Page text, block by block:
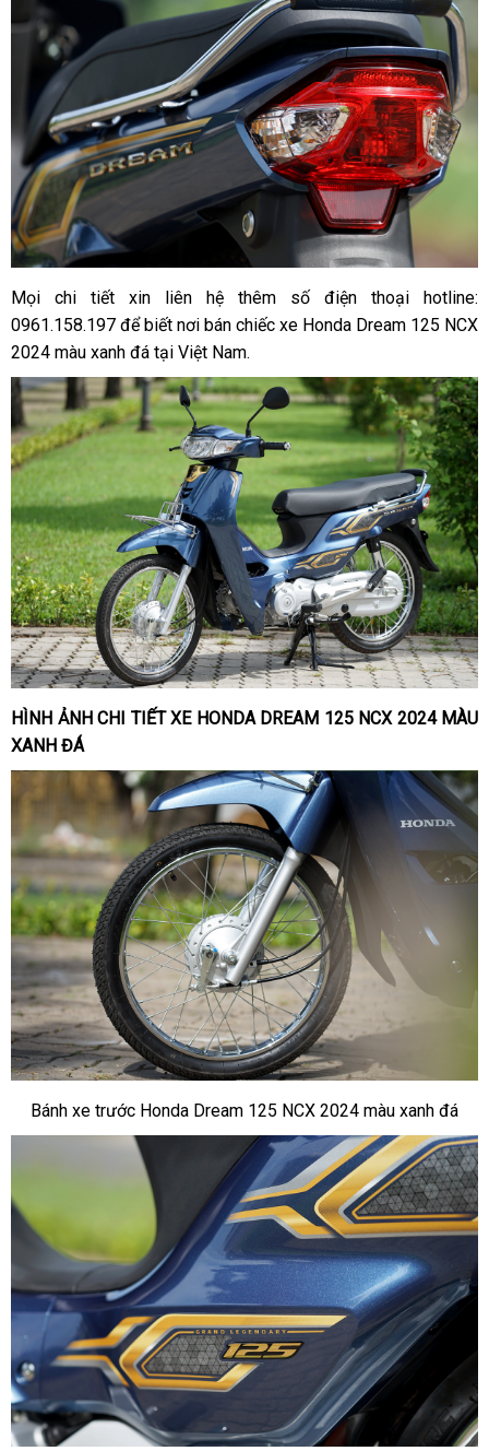
Mọi chi tiết xin liên hệ thêm số điện thoại hotline:
0961.158.197 để biết nơi bán chiếc xe Honda Dream 125 NCX
2024 màu xanh đá tại Việt Nam.
HÌNH ẢNH CHI TIẾT XE HONDA DREAM 125 NCX 2024 MÀU
XANH ĐÁ
Bánh xe trước Honda Dream 125 NCX 2024 màu xanh đá